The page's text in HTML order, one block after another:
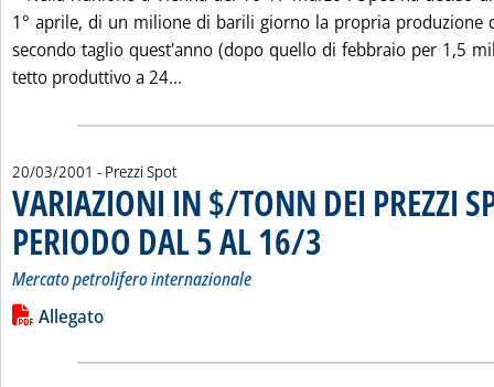
1° aprile, di un milione di barili giorno la propria produzione
secondo taglio quest'anno (dopo quello di febbraio per 1,5
tetto produttivo a 24...
20/03/2001 - Prezzi Spot
VARIAZIONI IN $/TONN DEI PREZZI
PERIODO DAL 5 AL 16/3
Mercato petrolifero internazionale
Leggi tutta la notizia: 'VARIAZIONI IN $/TONN DEI PREZZI
Lista allegati PDF alla notizia
Allegato